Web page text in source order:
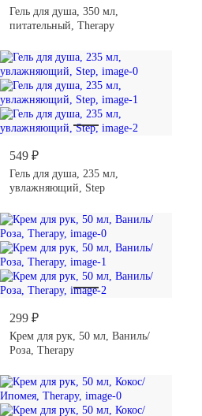
Гель для душа, 350 мл,
питательный, Therapy
549 ₽
Гель для душа, 235 мл,
увлажняющий, Step
299 ₽
Крем для рук, 50 мл, Ваниль/
Роза, Therapy